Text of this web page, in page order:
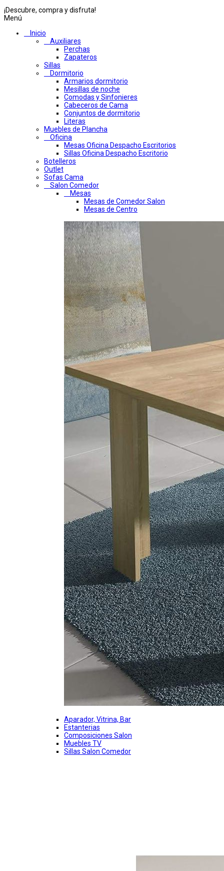
¡Descubre, compra y disfruta!
Menú
Inicio
Auxiliares
Perchas
Zapateros
Sillas
Dormitorio
Armarios dormitorio
Mesillas de noche
Comodas y Sinfonieres
Cabeceros de Cama
Conjuntos de dormitorio
Literas
Muebles de Plancha
Oficina
Mesas Oficina Despacho Escritorios
Sillas Oficina Despacho Escritorio
Botelleros
Outlet
Sofas Cama
Salon Comedor
Mesas
Mesas de Comedor Salon
Mesas de Centro
Aparador, Vitrina, Bar
Estanterias
Composiciones Salon
Muebles TV
Sillas Salon Comedor